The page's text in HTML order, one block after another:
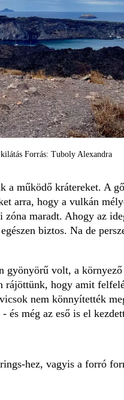
Forrás: Tuboly Alexandra
a működő krátereket. A
arra, hogy a vulkán
maradt. Ahogy az
biztos. Na de
gyönyörű volt, a
rájöttünk, hogy amit
nem könnyítették
és még az eső is el
hez, vagyis a forró